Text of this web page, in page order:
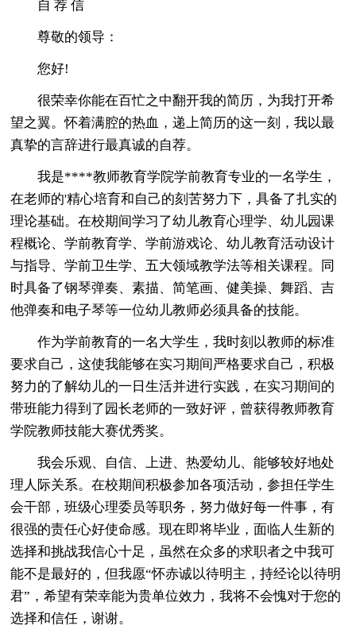
自 荐 信
尊敬的领导：
您好!
很荣幸你能在百忙之中翻开我的简历，为我打开希
望之翼。怀着满腔的热血，递上简历的这一刻，我以最
真挚的言辞进行最真诚的自荐。
我是****教师教育学院学前教育专业的一名学生，
在老师的'精心培育和自己的刻苦努力下，具备了扎实的
理论基础。在校期间学习了幼儿教育心理学、幼儿园课
程概论、学前教育学、学前游戏论、幼儿教育活动设计
与指导、学前卫生学、五大领域教学法等相关课程。同
时具备了钢琴弹奏、素描、简笔画、健美操、舞蹈、吉
他弹奏和电子琴等一位幼儿教师必须具备的技能。
作为学前教育的一名大学生，我时刻以教师的标准
要求自己，这使我能够在实习期间严格要求自己，积极
努力的了解幼儿的一日生活并进行实践，在实习期间的
带班能力得到了园长老师的一致好评，曾获得教师教育
学院教师技能大赛优秀奖。
我会乐观、自信、上进、热爱幼儿、能够较好地处
理人际关系。在校期间积极参加各项活动，参担任学生
会干部，班级心理委员等职务，努力做好每一件事，有
很强的责任心好使命感。现在即将毕业，面临人生新的
选择和挑战我信心十足，虽然在众多的求职者之中我可
能不是最好的，但我愿“怀赤诚以待明主，持经论以待明
君”，希望有荣幸能为贵单位效力，我将不会愧对于您的
选择和信任，谢谢。